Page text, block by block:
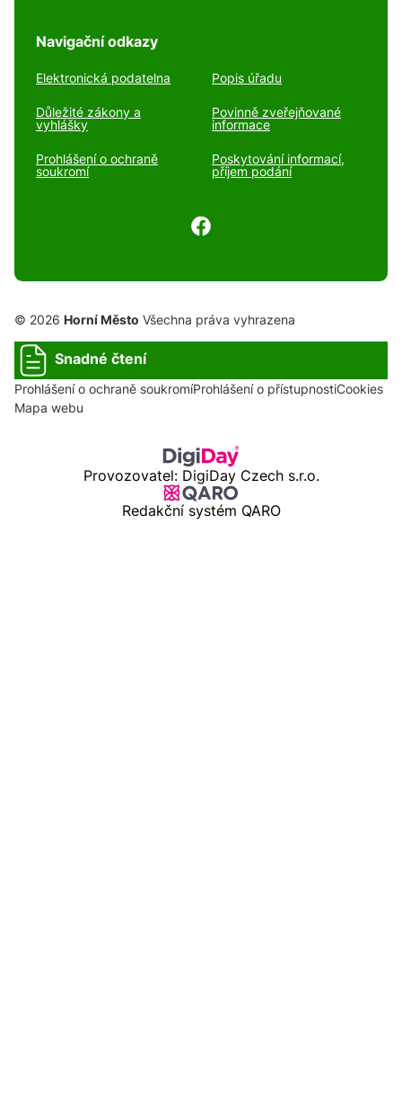
Navigační odkazy
Elektronická podatelna Popis úřadu
Důležité zákony a
vyhlášky
Povinně zveřejňované
informace
Prohlášení o ochraně
soukromí
Poskytování informací,
příjem podání
© 2026 Horní Město Všechna práva vyhrazena
Snadné čtení
Prohlášení o ochraně soukromíProhlášení o přístupnostiCookies
Mapa webu
Provozovatel: DigiDay Czech s.r.o.
Redakční systém QARO